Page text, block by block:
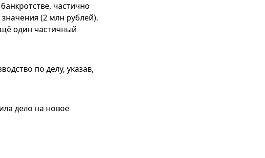
частично
(2 млн рублей).
один частичный
по делу, указав,
дело на новое